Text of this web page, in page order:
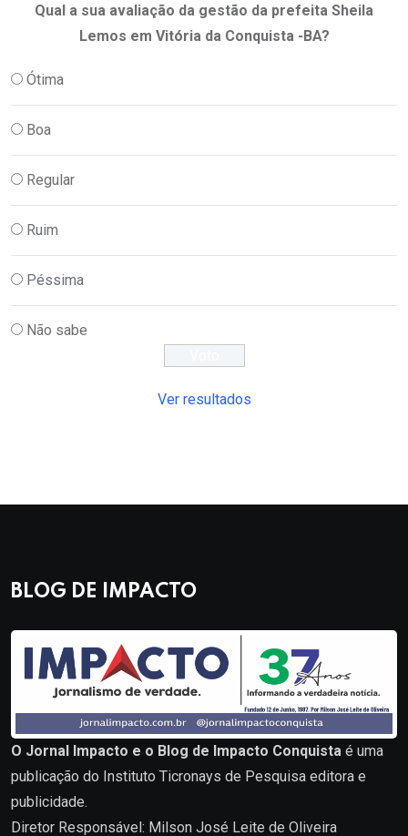
Qual a sua avaliação da gestão da prefeita Sheila
Lemos em Vitória da Conquista -BA?
Ótima
Boa
Regular
Ruim
Péssima
Não sabe
Ver resultados
BLOG DE IMPACTO
O Jornal Impacto e o Blog de Impacto Conquista é uma
publicação do Instituto Ticronays de Pesquisa editora e
publicidade.
Diretor Responsável: Milson José Leite de Oliveira